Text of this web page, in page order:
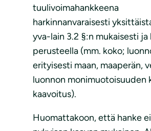
tuulivoimahankkeena
harkinnanvaraisesti
yva-lain 3.2 §:n mukaisesti
perusteella (mm. koko;
erityisesti maan, maaperän,
luonnon monimuotoisuuden
kaavoitus).
Huomattakoon, että hanke